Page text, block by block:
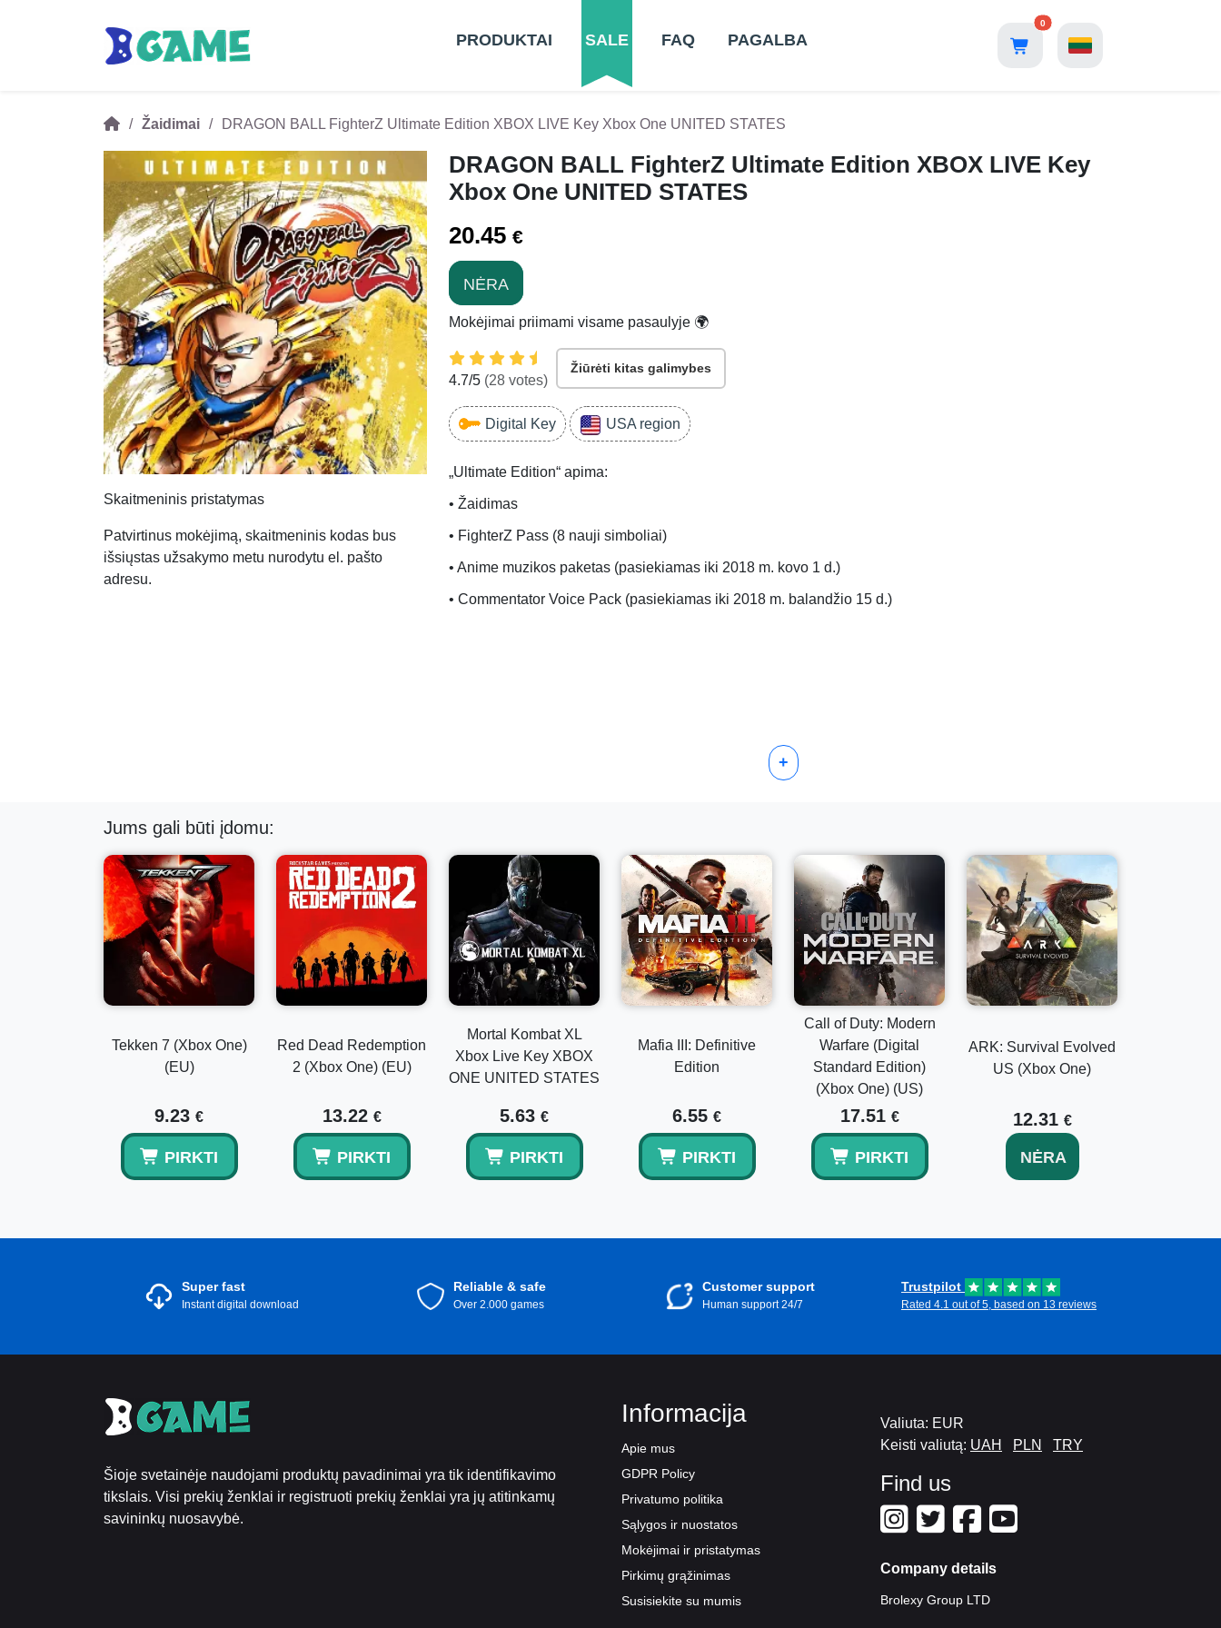
PRODUKTAI SALE FAQ PAGALBA
0
Žaidimai DRAGON BALL FighterZ Ultimate Edition XBOX LIVE Key Xbox One UNITED STATES
Skaitmeninis pristatymas
Patvirtinus mokėjimą, skaitmeninis kodas bus
išsiųstas užsakymo metu nurodytu el. pašto
adresu.
DRAGON BALL FighterZ Ultimate Edition XBOX LIVE Key
Xbox One UNITED STATES
20.45 €
NĖRA
Mokėjimai priimami visame pasaulyje 🌍
4.7/5 (28 votes)
Žiūrėti kitas galimybes
Digital Key USA region
„Ultimate Edition“ apima:
• Žaidimas
• FighterZ Pass (8 nauji simboliai)
• Anime muzikos paketas (pasiekiamas iki 2018 m. kovo 1 d.)
• Commentator Voice Pack (pasiekiamas iki 2018 m. balandžio 15 d.)
+
Jums gali būti įdomu:
Tekken 7 (Xbox One)
(EU)
9.23 €
PIRKTI
Red Dead Redemption
2 (Xbox One) (EU)
13.22 €
PIRKTI
Mortal Kombat XL
Xbox Live Key XBOX
ONE UNITED STATES
5.63 €
PIRKTI
Mafia III: Definitive
Edition
6.55 €
PIRKTI
Call of Duty: Modern
Warfare (Digital
Standard Edition)
(Xbox One) (US)
17.51 €
PIRKTI
ARK: Survival Evolved
US (Xbox One)
12.31 €
NĖRA
Super fast
Instant digital download
Reliable & safe
Over 2.000 games
Customer support
Human support 24/7
Trustpilot
Rated 4.1 out of 5, based on 13 reviews
Šioje svetainėje naudojami produktų pavadinimai yra tik identifikavimo
tikslais. Visi prekių ženklai ir registruoti prekių ženklai yra jų atitinkamų
savininkų nuosavybė.
Informacija
Apie mus
GDPR Policy
Privatumo politika
Sąlygos ir nuostatos
Mokėjimai ir pristatymas
Pirkimų grąžinimas
Susisiekite su mumis
Valiuta: EUR
Keisti valiutą: UAH PLN TRY
Find us
Company details
Brolexy Group LTD